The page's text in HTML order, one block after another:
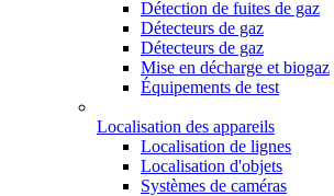
Détection de fuites de gaz
Détecteurs de gaz
Détecteurs de gaz
Mise en décharge et biogaz
Équipements de test
Localisation des appareils
Localisation de lignes
Localisation d'objets
Systèmes de caméras